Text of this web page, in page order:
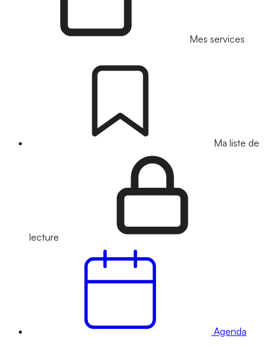
Mes services
Ma liste de
lecture
Agenda